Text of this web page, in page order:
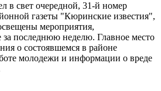
в свет очередной, 31-й номер
газеты "Кюринские известия",
мероприятия,
последнюю неделю. Главное место
о состоявшемся в районе
молодежи и информации о вреде